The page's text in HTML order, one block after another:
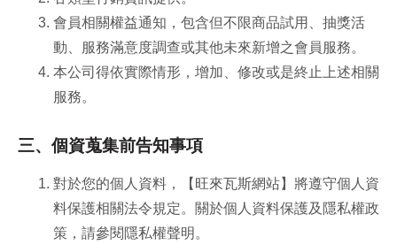
會員相關權益通知，包含但不限商品試用、抽獎活
動、服務滿意度調查或其他未來新增之會員服務。
本公司得依實際情形，增加、修改或是終止上述相關
服務。
三、個資蒐集前告知事項
對於您的個人資料，【旺來瓦斯網站】將遵守個人資
料保護相關法令規定。關於個人資料保護及隱私權政
策，請參閱隱私權聲明。